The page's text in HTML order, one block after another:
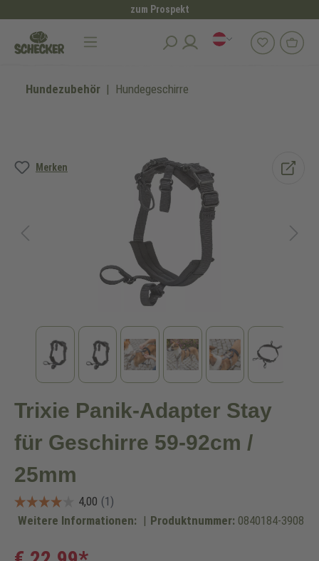
zum Prospekt
Hundezubehör Hundegeschirre
Merken
Bildergalerie überspringen
Trixie Panik-Adapter Stay
für Geschirre 59-92cm /
25mm
Weitere Informationen: | Produktnummer: 0840184-3908